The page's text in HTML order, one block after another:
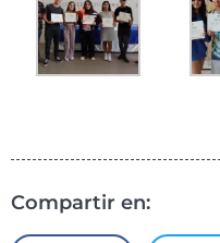
Compartir en: